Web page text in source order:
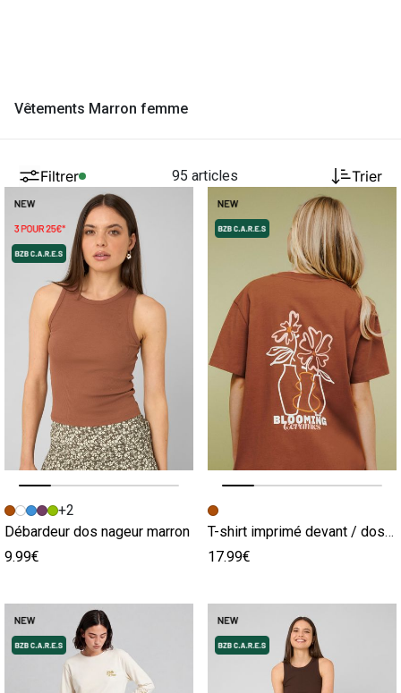
Vêtements Marron femme
Filtrer 95 articles Trier
Image précédente
Image suivante
+2
Débardeur dos nageur marron
9.99€
Image précédente
Image suivante
T-shirt imprimé devant / dos marron
17.99€